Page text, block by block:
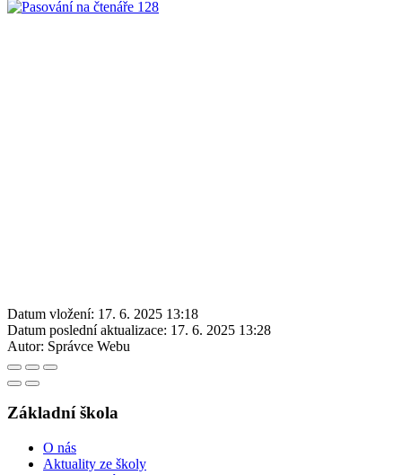
Datum vložení: 17. 6. 2025 13:18
Datum poslední aktualizace: 17. 6. 2025 13:28
Autor: Správce Webu
Základní škola
O nás
Aktuality ze školy